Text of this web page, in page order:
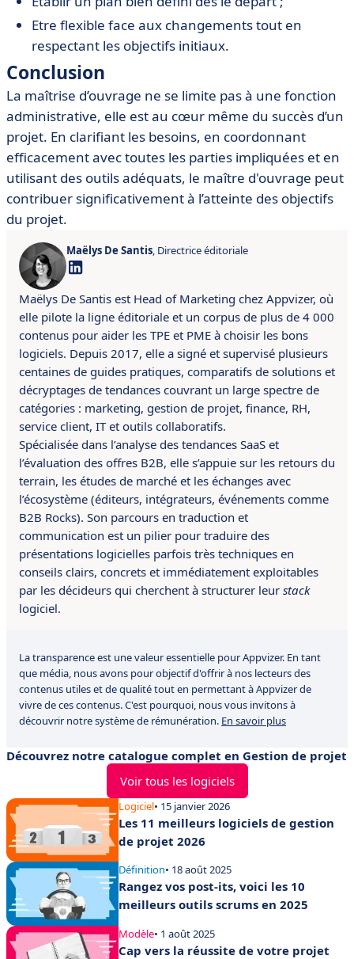
Etre flexible face aux changements tout en
respectant les objectifs initiaux.
Conclusion
La maîtrise d’ouvrage ne se limite pas à une fonction
administrative, elle est au cœur même du succès d’un
projet. En clarifiant les besoins, en coordonnant
efficacement avec toutes les parties impliquées et en
utilisant des outils adéquats, le maître d'ouvrage peut
contribuer significativement à l’atteinte des objectifs
du projet.
Maëlys De Santis, Directrice éditoriale
Maëlys De Santis est Head of Marketing chez Appvizer, où
elle pilote la ligne éditoriale et un corpus de plus de 4 000
contenus pour aider les TPE et PME à choisir les bons
logiciels. Depuis 2017, elle a signé et supervisé plusieurs
centaines de guides pratiques, comparatifs de solutions et
décryptages de tendances couvrant un large spectre de
catégories : marketing, gestion de projet, finance, RH,
service client, IT et outils collaboratifs.
Spécialisée dans l’analyse des tendances SaaS et
l’évaluation des offres B2B, elle s’appuie sur les retours du
terrain, les études de marché et les échanges avec
l’écosystème (éditeurs, intégrateurs, événements comme
B2B Rocks). Son parcours en traduction et
communication est un pilier pour traduire des
présentations logicielles parfois très techniques en
conseils clairs, concrets et immédiatement exploitables
par les décideurs qui cherchent à structurer leur stack
logiciel.
La transparence est une valeur essentielle pour Appvizer. En tant
que média, nous avons pour objectif d'offrir à nos lecteurs des
contenus utiles et de qualité tout en permettant à Appvizer de
vivre de ces contenus. C'est pourquoi, nous vous invitons à
découvrir notre système de rémunération. En savoir plus
Découvrez notre catalogue complet en Gestion de projet
Voir tous les logiciels
Logiciel• 15 janvier 2026
Les 11 meilleurs logiciels de gestion
de projet 2026
Définition• 18 août 2025
Rangez vos post-its, voici les 10
meilleurs outils scrums en 2025
Modèle• 1 août 2025
Cap vers la réussite de votre projet